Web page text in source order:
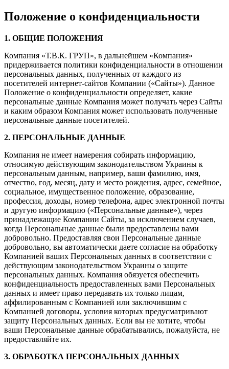
Положение о конфиденциальности
1. ОБЩИЕ ПОЛОЖЕНИЯ
Компания «Т.В.К. ГРУП», в дальнейшем «Компания»
придерживается политики конфиденциальности в отношении
персональных данных, полученных от каждого из
посетителей интернет-сайтов Компании («Сайты»). Данное
Положение о конфиденциальности определяет, какие
персональные данные Компания может получать через Сайты
и каким образом Компания может использовать полученные
персональные данные посетителей.
2. ПЕРСОНАЛЬНЫЕ ДАННЫЕ
Компания не имеет намерения собирать информацию,
относимую действующим законодательством Украины к
персональным данным, например, ваши фамилию, имя,
отчество, год, месяц, дату и место рождения, адрес, семейное,
социальное, имущественное положение, образование,
профессия, доходы, номер телефона, адрес электронной почты
и другую информацию («Персональные данные»), через
принадлежащие Компании Сайты, за исключением случаев,
когда Персональные данные были предоставлены вами
добровольно. Предоставляя свои Персональные данные
добровольно, вы автоматически даете согласие на обработку
Компанией ваших Персональных данных в соответствии с
действующим законодательством Украины о защите
персональных данных. Компания обязуется обеспечить
конфиденциальность предоставленных вами Персональных
данных и имеет право передавать их только лицам,
аффилированным с Компанией или заключившим с
Компанией договоры, условия которых предусматривают
защиту Персональных данных. Если вы не хотите, чтобы
ваши Персональные данные обрабатывались, пожалуйста, не
предоставляйте их.
3. ОБРАБОТКА ПЕРСОНАЛЬНЫХ ДАННЫХ